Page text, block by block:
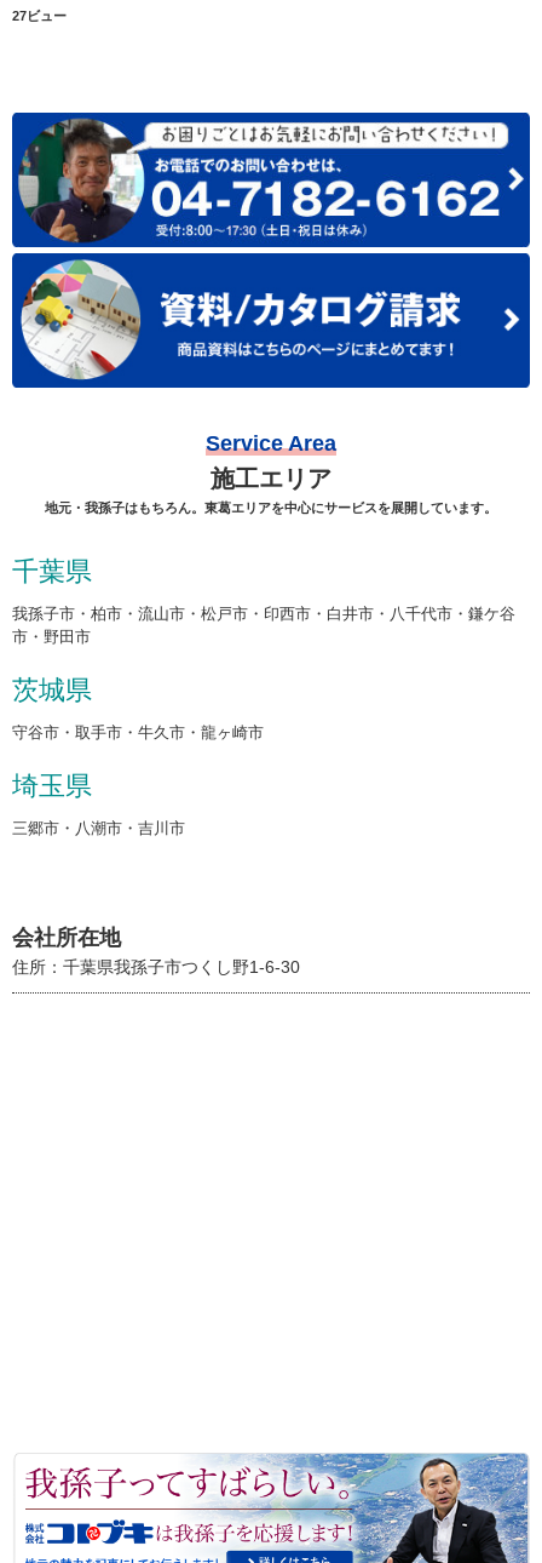
27ビュー
Service Area
施工エリア
地元・我孫子はもちろん。東葛エリアを中心にサービスを展開しています。
千葉県
我孫子市・柏市・流山市・松戸市・印西市・白井市・八千代市・鎌ケ谷
市・野田市
茨城県
守谷市・取手市・牛久市・龍ヶ崎市
埼玉県
三郷市・八潮市・吉川市
会社所在地
住所：千葉県我孫子市つくし野1-6-30